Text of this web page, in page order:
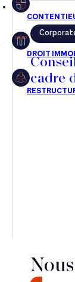
Droit immobilier
Restructuring
cadre